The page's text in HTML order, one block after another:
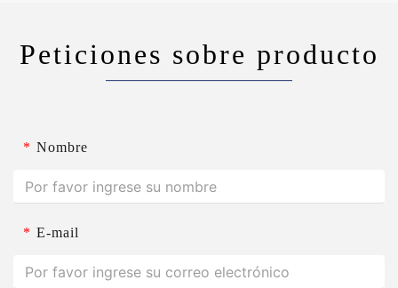
Peticiones sobre producto
* Nombre
* E-mail